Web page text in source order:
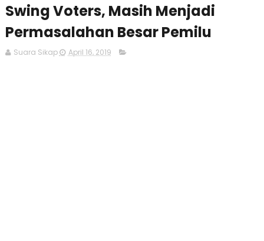
Swing Voters, Masih Menjadi
Permasalahan Besar Pemilu
Suara Sikap April 16, 2019